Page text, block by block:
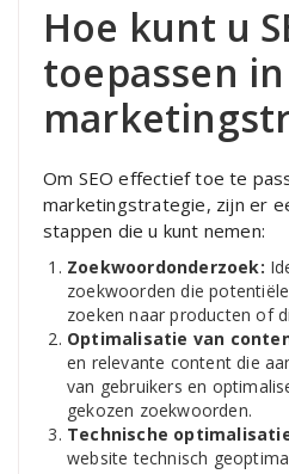
Hoe kunt u
toepassen
Om SEO effectief toe te
marketingstrategie, zijn er
stappen die u kunt nemen:
Zoekwoordonderzoek:
zoekwoorden die
zoeken naar producten of
Optimalisatie van
en relevante content die
van gebruikers en
gekozen zoekwoorden.
Technische
website technisch